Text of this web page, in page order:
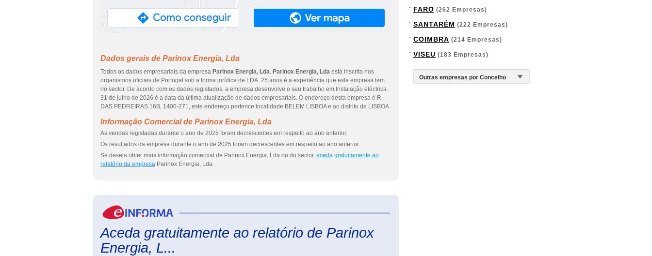
Dados gerais de Parinox Energia, Lda
Todos os dados empresariais da empresa Parinox Energia, Lda. Parinox Energia, Lda está inscrita nos
organismos oficiais de Portugal sob a forma jurídica de LDA. 25 anos é a experiência que esta empresa tem
no sector. De acordo com os dados registados, a empresa desenvolve o seu trabalho em Instalação eléctrica.
31 de julho de 2026 é a data da última atualização de dados empresariais. O endereço desta empresa é R
DAS PEDREIRAS 16B, 1400-271, este endereço pertence localidade BELEM LISBOA e ao distrito de LISBOA.
Informação Comercial de Parinox Energia, Lda
As vendas registadas durante o ano de 2025 foram decrescentes em respeito ao ano anterior.
Os resultados da empresa durante o ano de 2025 foram decrescentes em respeito ao ano anterior.
Se deseja obter mais informação comercial de Parinox Energia, Lda ou do sector, aceda gratuitamente ao
relatório da empresa Parinox Energia, Lda.
Aceda gratuitamente ao relatório de Parinox
Energia, L...
FARO (262 Empresas)
SANTARÉM (222 Empresas)
COIMBRA (214 Empresas)
VISEU (183 Empresas)